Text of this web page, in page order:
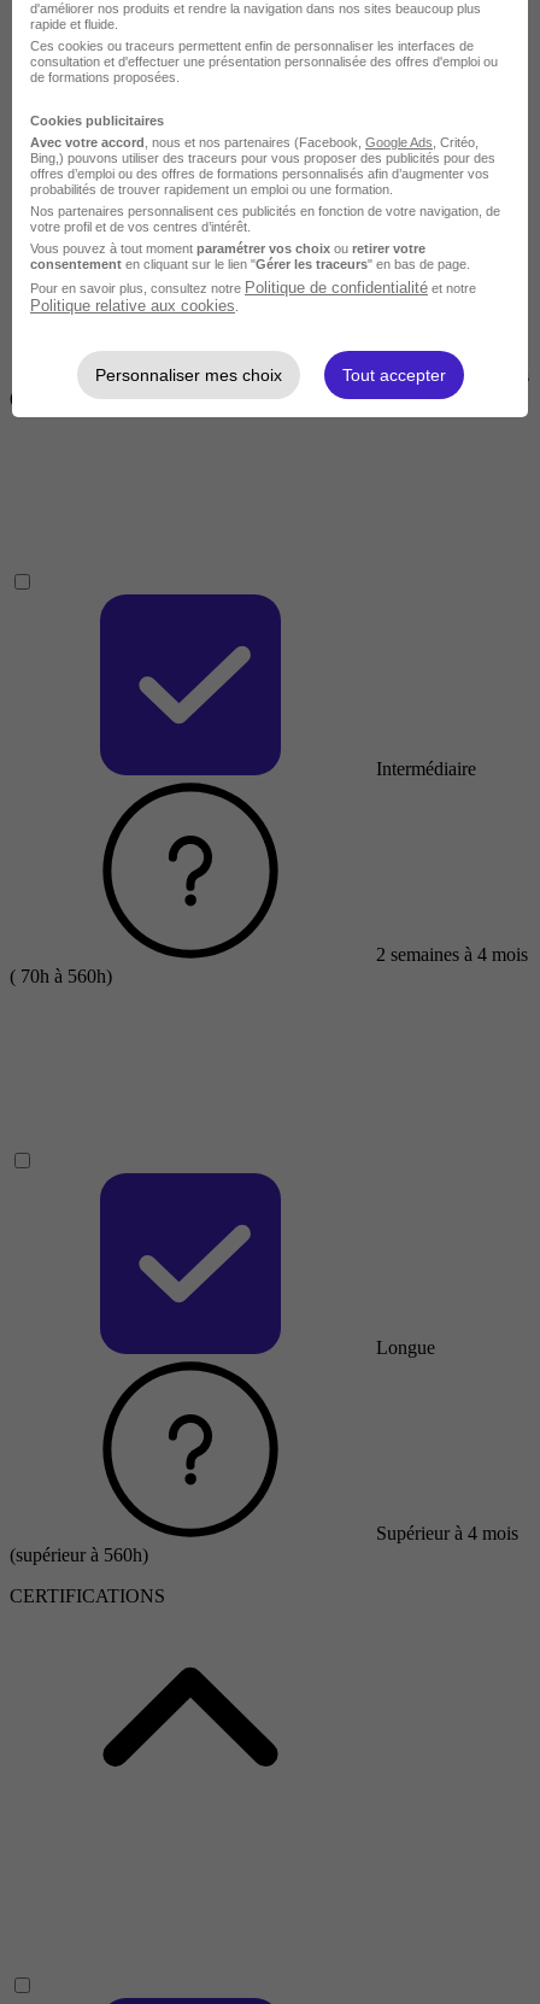
Courte
2 jours à 2 semaines
(14h à 70h)
Intermédiaire
2 semaines à 4 mois
( 70h à 560h)
Longue
Supérieur à 4 mois
(supérieur à 560h)
CERTIFICATIONS
d'améliorer nos produits et rendre la navigation dans nos sites beaucoup plus
rapide et fluide.
Ces cookies ou traceurs permettent enfin de personnaliser les interfaces de
consultation et d'effectuer une présentation personnalisée des offres d'emploi ou
de formations proposées.
Cookies publicitaires
Avec votre accord , nous et nos partenaires (Facebook, Google Ads , Critéo,
Bing,) pouvons utiliser des traceurs pour vous proposer des publicités pour des
offres d’emploi ou des offres de formations personnalisés afin d’augmenter vos
probabilités de trouver rapidement un emploi ou une formation.
Nos partenaires personnalisent ces publicités en fonction de votre navigation, de
votre profil et de vos centres d’intérêt.
Vous pouvez à tout moment paramétrer vos choix ou retirer votre
consentement en cliquant sur le lien "Gérer les traceurs" en bas de page.
Pour en savoir plus, consultez notre Politique de confidentialité et notre
Politique relative aux cookies
Personnaliser mes choix Tout accepter